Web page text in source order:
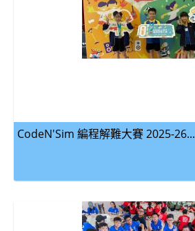
CodeN'Sim 編程解難大賽 2025-26...